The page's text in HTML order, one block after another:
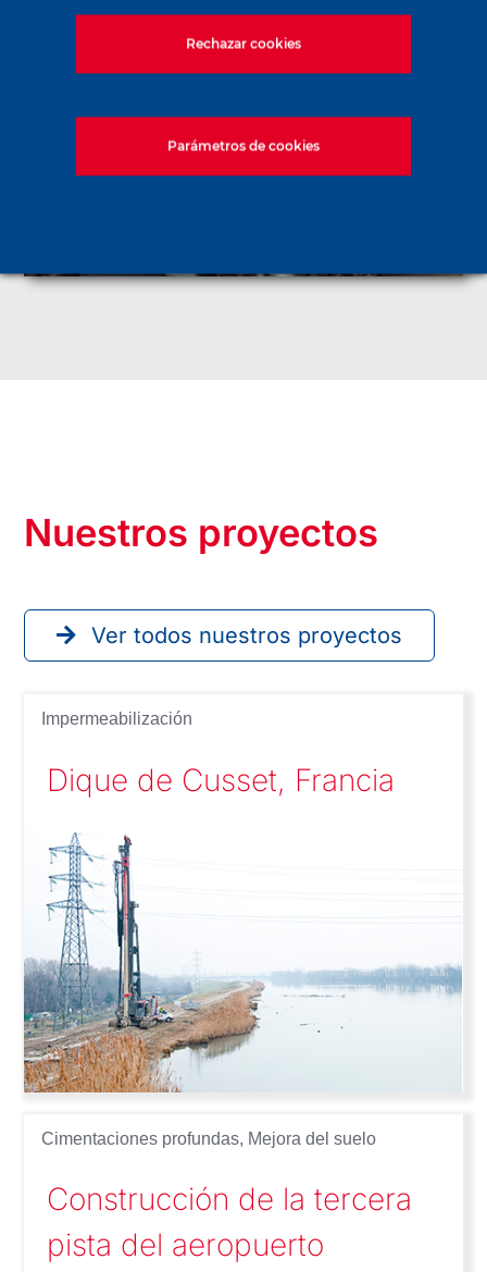
Nuestros proyectos
Ver todos nuestros proyectos
Impermeabilización
Dique de Cusset, Francia
Cimentaciones profundas, Mejora del suelo
Construcción de la tercera
pista del aeropuerto
Rechazar cookies
Parámetros de cookies